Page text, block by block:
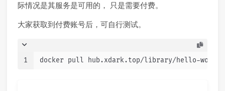
际情况是其服务是可用的， 只是需要付费。
大家获取到付费账号后，可自行测试。
1 docker pull hub.xdark.top/library/hello-world